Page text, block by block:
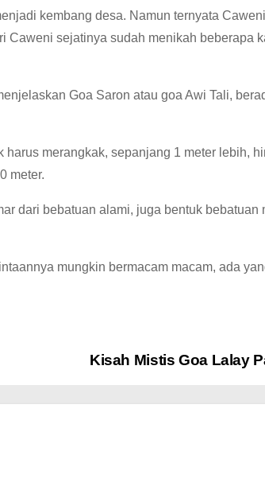
kembang desa. Namun ternyata
Caweni sejatinya sudah menikah beberapa
Goa Saron atau goa Awi Tali,
merangkak, sepanjang 1 meter lebih,
meter.
dari bebatuan alami, juga bentuk bebatuan
mungkin bermacam macam, ada
Kisah Mistis Goa Lalay